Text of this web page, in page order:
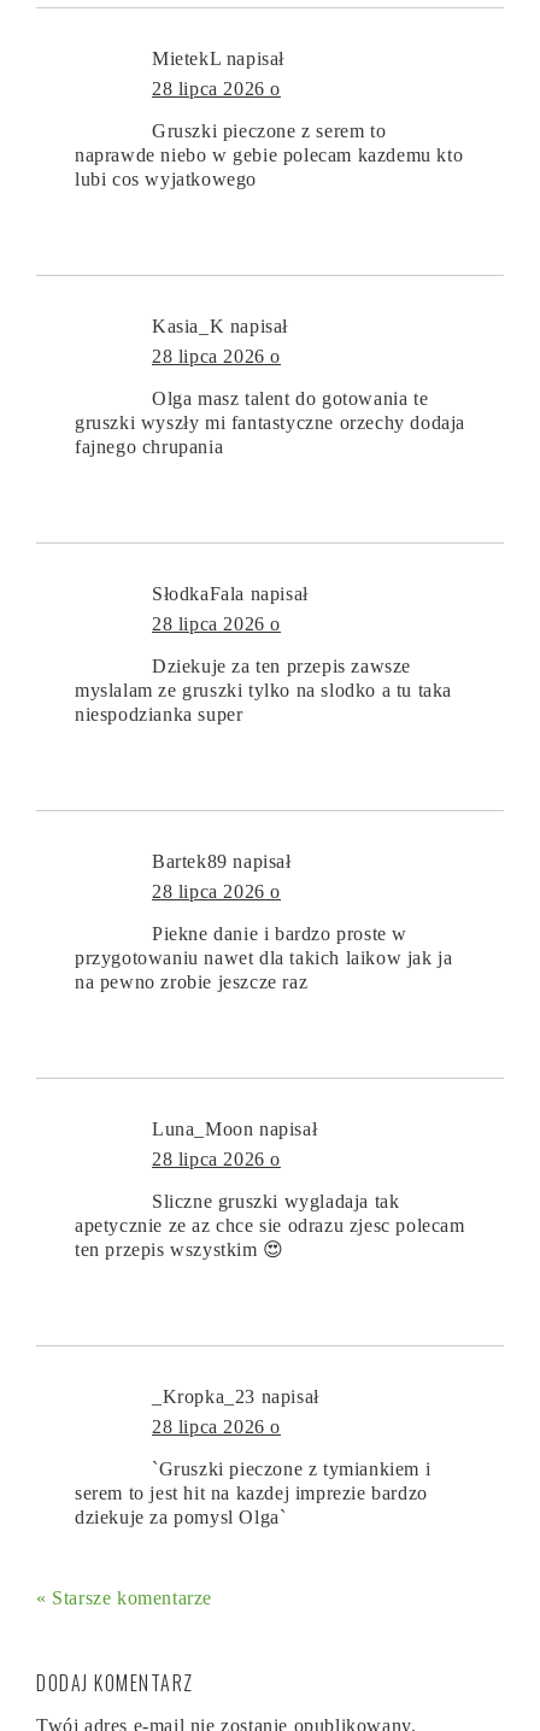
MietekL napisał
28 lipca 2026 o
Gruszki pieczone z serem to
naprawde niebo w gebie polecam kazdemu kto
lubi cos wyjatkowego
Kasia_K napisał
28 lipca 2026 o
Olga masz talent do gotowania te
gruszki wyszły mi fantastyczne orzechy dodaja
fajnego chrupania
SłodkaFala napisał
28 lipca 2026 o
Dziekuje za ten przepis zawsze
myslalam ze gruszki tylko na slodko a tu taka
niespodzianka super
Bartek89 napisał
28 lipca 2026 o
Piekne danie i bardzo proste w
przygotowaniu nawet dla takich laikow jak ja
na pewno zrobie jeszcze raz
Luna_Moon napisał
28 lipca 2026 o
Sliczne gruszki wygladaja tak
apetycznie ze az chce sie odrazu zjesc polecam
ten przepis wszystkim 😍
_Kropka_23 napisał
28 lipca 2026 o
`Gruszki pieczone z tymiankiem i
serem to jest hit na kazdej imprezie bardzo
dziekuje za pomysl Olga`
« Starsze komentarze
DODAJ KOMENTARZ
Twój adres e-mail nie zostanie opublikowany.